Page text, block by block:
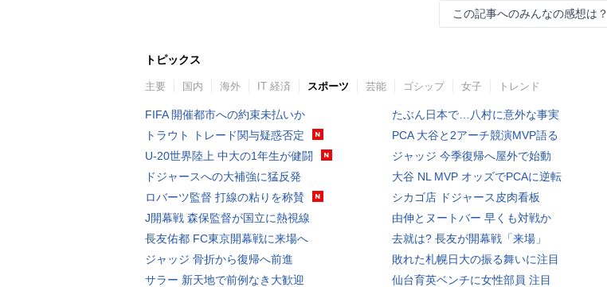
この記事へのみんなの感想は？
トピックス
主要 国内 海外 IT 経済 スポーツ 芸能 ゴシップ 女子 トレンド
FIFA 開催都市への約束未払いか
トラウト トレード関与疑惑否定
U-20世界陸上 中大の1年生が健闘
ドジャースへの大補強に猛反発
ロバーツ監督 打線の粘りを称賛
J開幕戦 森保監督が国立に熱視線
長友佑都 FC東京開幕戦に来場へ
ジャッジ 骨折から復帰へ前進
サラー 新天地で前例なき大歓迎
たぶん日本で…八村に意外な事実
PCA 大谷と2アーチ競演MVP語る
ジャッジ 今季復帰へ屋外で始動
大谷 NL MVP オッズでPCAに逆転
シカゴ店 ドジャース皮肉看板
由伸とヌートバー 早くも対戦か
去就は? 長友が開幕戦「来場」
敗れた札幌日大の振る舞いに注目
仙台育英ベンチに女性部員 注目